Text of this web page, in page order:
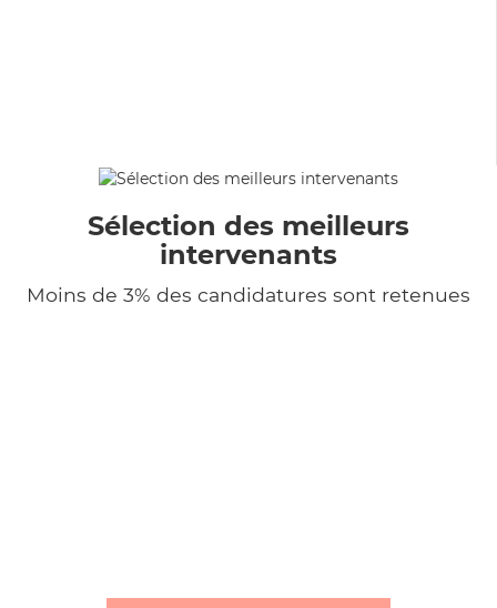
Sélection des meilleurs
intervenants
Moins de 3% des candidatures sont retenues